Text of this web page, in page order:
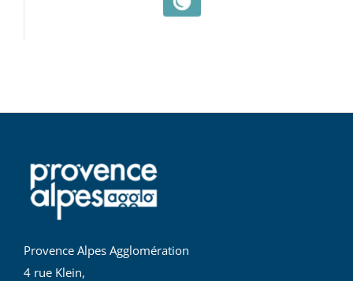
Provence Alpes Agglomération
4 rue Klein,